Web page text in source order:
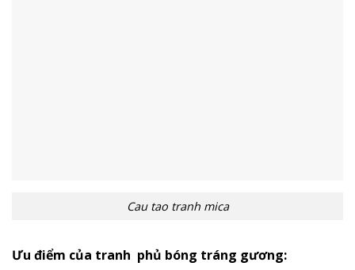
Cau tao tranh mica
Ưu điểm của tranh phủ bóng tráng gương: